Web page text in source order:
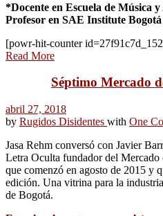
*Docente en Escuela de Música
Profesor en SAE Institute Bogotá
[powr-hit-counter
Read More
Séptimo Mercado
abril 27, 2018
by Rugidos Disidentes with One
Jasa Rehm conversó con Javier
Letra Oculta fundador del
que comenzó en agosto de 2015 y
edición. Una vitrina para la
de Bogotá.